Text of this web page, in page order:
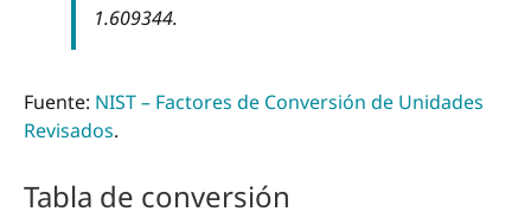
1.609344.
Fuente: NIST – Factores de Conversión de Unidades
Revisados.
Tabla de conversión